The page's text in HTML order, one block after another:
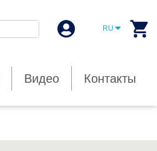
Видео Контакты
RU